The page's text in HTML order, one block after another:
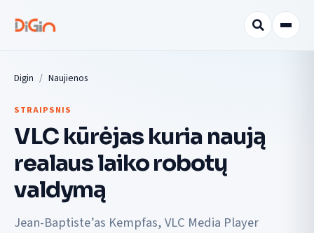
Digin Naujienos
STRAIPSNIS
VLC kūrėjas kuria naują
realaus laiko robotų
valdymą
Jean-Baptiste’as Kempfas, VLC Media Player